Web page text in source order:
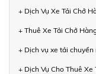
+ Dịch Vụ Xe Tải Chở
+ Thuê Xe Tải Chở
+ Dịch vụ xe tải
+ Dịch Vụ Cho Thuê Xe